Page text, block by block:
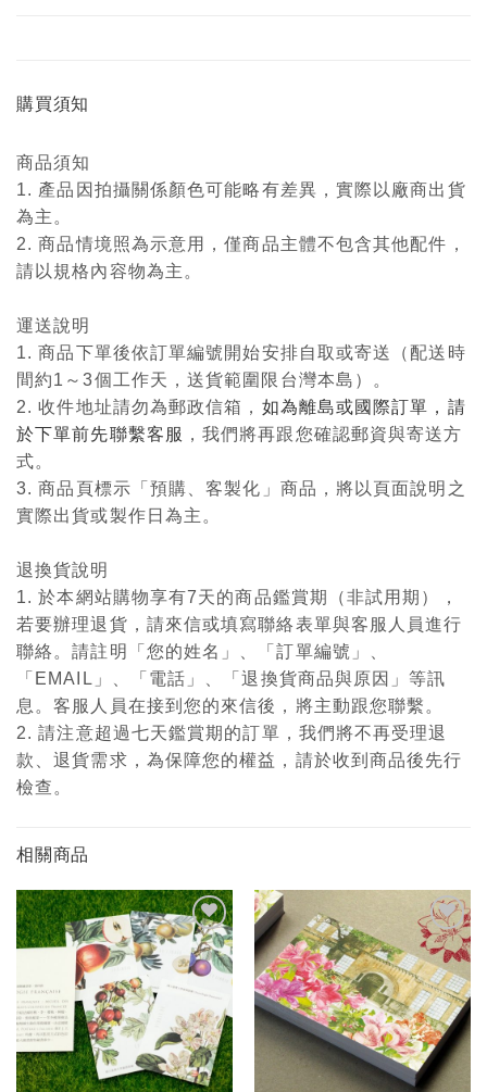
購買須知
商品須知
1. 產品因拍攝關係顏色可能略有差異，實際以廠商出貨
為主。
2. 商品情境照為示意用，僅商品主體不包含其他配件，
請以規格內容物為主。
運送說明
1. 商品下單後依訂單編號開始安排自取或寄送（配送時
間約1～3個工作天，送貨範圍限台灣本島）。
2. 收件地址請勿為郵政信箱， 如為離島或國際訂單，請
於下單前先聯繫客服 ，我們將再跟您確認郵資與寄送方
式。
3. 商品頁標示「預購、客製化」商品，將以頁面說明之
實際出貨或製作日為主。
退換貨說明
1. 於本網站購物享有7天的商品鑑賞期（非試用期），
若要辦理退貨，請來信或填寫聯絡表單與客服人員進行
聯絡。請註明「您的姓名」、「訂單編號」、
「EMAIL」、「電話」、「退換貨商品與原因」等訊
息。客服人員在接到您的來信後，將主動跟您聯繫。
2. 請注意超過七天鑑賞期的訂單，我們將不再受理退
款、退貨需求，為保障您的權益，請於收到商品後先行
檢查。
相關商品
加入
「願
望輕
單」
加入
「願
望輕
單」